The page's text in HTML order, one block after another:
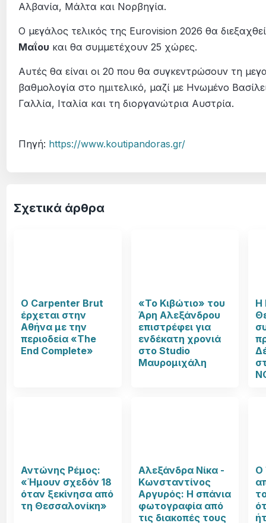
Αλβανία, Μάλτα και Νορβηγία.
Ο μεγάλος τελικός της Eurovision 2026 θα
Μαΐου και θα συμμετέχουν 25 χώρες.
Αυτές θα είναι οι 20 που θα συγκεντρώσουν τη
βαθμολογία στο ημιτελικό, μαζί με Ηνωμένο
Γαλλία, Ιταλία και τη διοργανώτρια Αυστρία.
Πηγή: https://www.koutipandoras.gr/
Σχετικά άρθρα
Ο Carpenter Brut
έρχεται στην
Αθήνα με την
περιοδεία «The
End Complete»
«Το Κιβώτιο» του
Άρη Αλεξάνδρου
επιστρέφει για
ενδέκατη χρονιά
στο Studio
Μαυρομιχάλη
Η
Αντώνης Ρέμος:
«Ήμουν σχεδόν 18
όταν ξεκίνησα από
τη Θεσσαλονίκη»
Αλεξάνδρα Νίκα -
Κωνσταντίνος
Αργυρός: Η σπάνια
φωτογραφία από
τις διακοπές τους
Ο